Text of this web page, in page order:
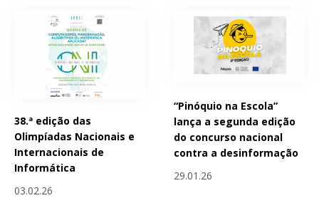
38.ª edição das
Olimpíadas Nacionais e
Internacionais de
Informática
03.02.26
“Pinóquio na Escola”
lança a segunda edição
do concurso nacional
contra a desinformação
29.01.26